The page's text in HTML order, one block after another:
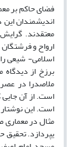
فضای حاکم بر
اندیشمندان
معتقدند.
ارواح و
اسلامی- شیعی
برزخ از
ملاصدرا در
است. از آن
است. این
مثال در معماری
یپردازد.